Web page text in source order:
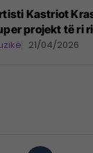
Kastriot
projekt të ri
21/04/2026